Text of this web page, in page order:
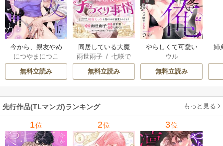
今から、親友やめ
ようか。～腐れ縁
同僚は甘い快楽で
私を壊す～
につやまにつこ
無料立読み
同居している大魔
法使い様の子づく
り事情 こっそり家
を出るつもりが、
るほど溺愛されて
ます
雨世雨子 /七咲で
/ 佐倉響 /
が月見
無料立読み
やらしくて可愛い
俺の凛ちゃん。～
隣人後輩くんのイ
キすぎた執着にハ
ウル
無料立読み
姉
先行作品(TLマンガ)ランキング もっと見る
1位 2位 3位